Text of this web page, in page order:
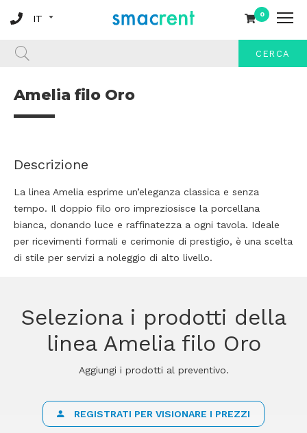
0
CERCA
Amelia filo Oro
Descrizione
La linea Amelia esprime un’eleganza classica e senza
tempo. Il doppio filo oro impreziosisce la porcellana
bianca, donando luce e raffinatezza a ogni tavola. Ideale
per ricevimenti formali e cerimonie di prestigio, è una scelta
di stile per servizi a noleggio di alto livello.
Seleziona i prodotti della
linea Amelia filo Oro
Aggiungi i prodotti al preventivo.
REGISTRATI PER VISIONARE I PREZZI